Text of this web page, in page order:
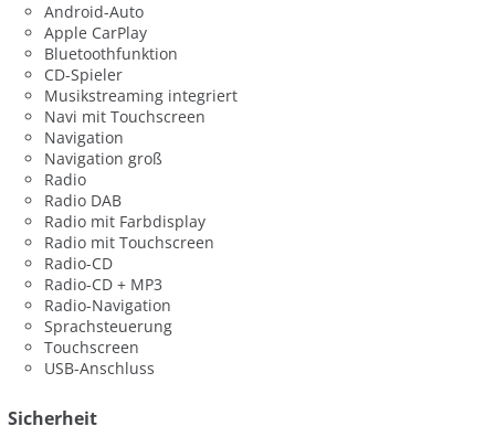
Android-Auto
Apple CarPlay
Bluetoothfunktion
CD-Spieler
Musikstreaming integriert
Navi mit Touchscreen
Navigation
Navigation groß
Radio
Radio DAB
Radio mit Farbdisplay
Radio mit Touchscreen
Radio-CD
Radio-CD + MP3
Radio-Navigation
Sprachsteuerung
Touchscreen
USB-Anschluss
Sicherheit